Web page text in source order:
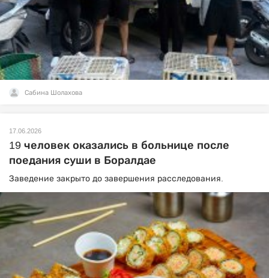
Сабина Шолахова
17.06.2026
19 человек оказались в больнице после
поедания суши в Боралдае
Заведение закрыто до завершения расследования.